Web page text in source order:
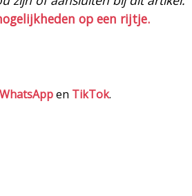
op een rijtje.
WhatsAppen TikTok.